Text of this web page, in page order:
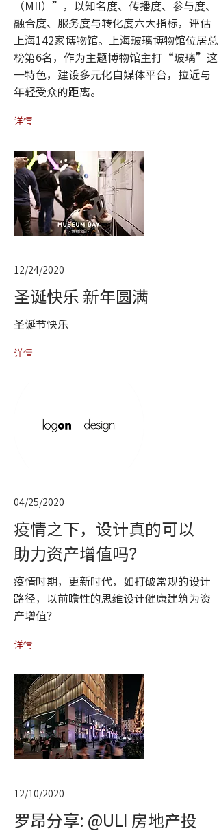
（MII）”，以知名度、传播度、参与度、
融合度、服务度与转化度六大指标，评估
上海142家博物馆。上海玻璃博物馆位居总
榜第6名，作为主题博物馆主打“玻璃”这
一特色，建设多元化自媒体平台，拉近与
年轻受众的距离。
详情
12/24/2020
圣诞快乐 新年圆满
圣诞节快乐
详情
04/25/2020
疫情之下，设计真的可以
助力资产增值吗？
疫情时期，更新时代，如打破常规的设计
路径，以前瞻性的思维设计健康建筑为资
产增值？
详情
12/10/2020
罗昂分享: @ULI 房地产投